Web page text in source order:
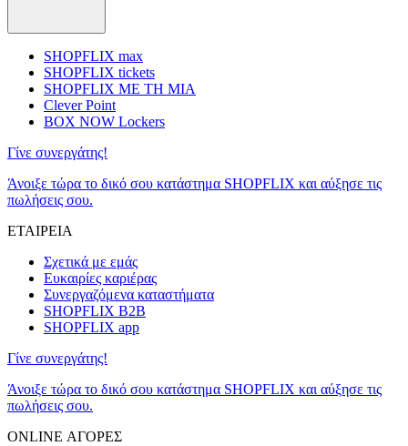
SHOPFLIX max
SHOPFLIX tickets
SHOPFLIX ΜΕ ΤΗ ΜΙΑ
Clever Point
BOX NOW Lockers
Γίνε συνεργάτης!
Άνοιξε τώρα το δικό σου κατάστημα SHOPFLIX και αύξησε τις
πωλήσεις σου.
ΕΤΑΙΡΕΙΑ
Σχετικά με εμάς
Ευκαιρίες καριέρας
Συνεργαζόμενα καταστήματα
SHOPFLIX B2B
SHOPFLIX app
Γίνε συνεργάτης!
Άνοιξε τώρα το δικό σου κατάστημα SHOPFLIX και αύξησε τις
πωλήσεις σου.
ONLINE ΑΓΟΡΕΣ